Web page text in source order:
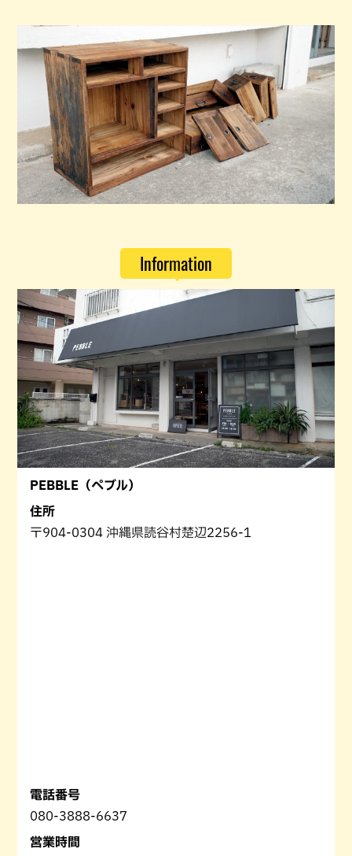
Information
PEBBLE（ペブル）
住所
〒904-0304 沖縄県読谷村楚辺2256-1
電話番号
080-3888-6637
営業時間